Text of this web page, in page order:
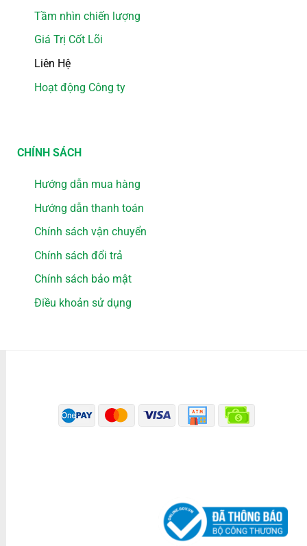
Tầm nhìn chiến lượng
Giá Trị Cốt Lõi
Liên Hệ
Hoạt động Công ty
CHÍNH SÁCH
Hướng dẫn mua hàng
Hướng dẫn thanh toán
Chính sách vận chuyển
Chính sách đổi trả
Chính sách bảo mật
Điều khoản sử dụng